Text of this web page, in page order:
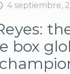
4 septiembre,
box